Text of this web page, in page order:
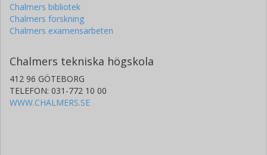
Chalmers bibliotek
Chalmers forskning
Chalmers examensarbeten
Chalmers tekniska högskola
412 96 GÖTEBORG
TELEFON: 031-772 10 00
WWW.CHALMERS.SE